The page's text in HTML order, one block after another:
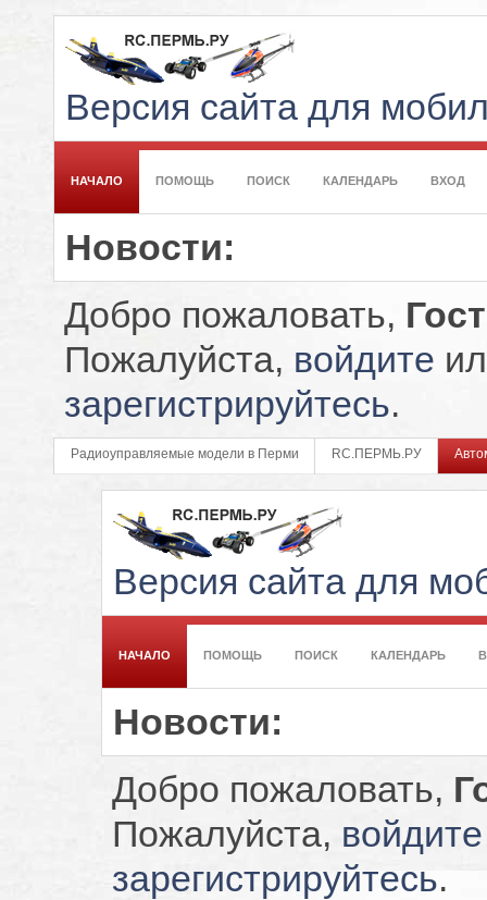
Версия сайта для
НАЧАЛО ПОМОЩЬ ПОИСК КАЛЕНДАРЬ ВХОД
Новости:
Добро пожаловать,
Пожалуйста, войдите
зарегистрируйтесь.
Радиоуправляемые модели в Перми RC.ПЕРМЬ.РУ
Версия сайта для
НАЧАЛО ПОМОЩЬ ПОИСК КАЛЕНДАРЬ
Новости:
Добро пожаловать,
Пожалуйста, войдите
зарегистрируйтесь.